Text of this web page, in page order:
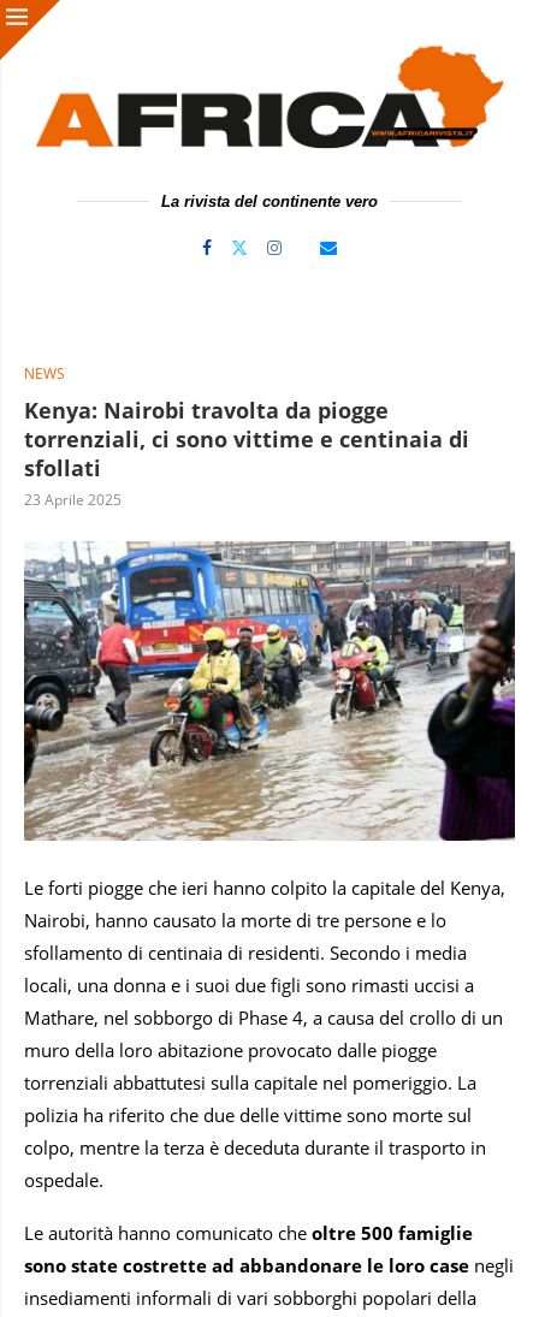
La rivista del continente vero
NEWS
Kenya: Nairobi travolta da piogge
torrenziali, ci sono vittime e centinaia di
sfollati
23 Aprile 2025
Le forti piogge che ieri hanno colpito la capitale del Kenya,
Nairobi, hanno causato la morte di tre persone e lo
sfollamento di centinaia di residenti. Secondo i media
locali, una donna e i suoi due figli sono rimasti uccisi a
Mathare, nel sobborgo di Phase 4, a causa del crollo di un
muro della loro abitazione provocato dalle piogge
torrenziali abbattutesi sulla capitale nel pomeriggio. La
polizia ha riferito che due delle vittime sono morte sul
colpo, mentre la terza è deceduta durante il trasporto in
ospedale.
Le autorità hanno comunicato che oltre 500 famiglie
sono state costrette ad abbandonare le loro case negli
insediamenti informali di vari sobborghi popolari della